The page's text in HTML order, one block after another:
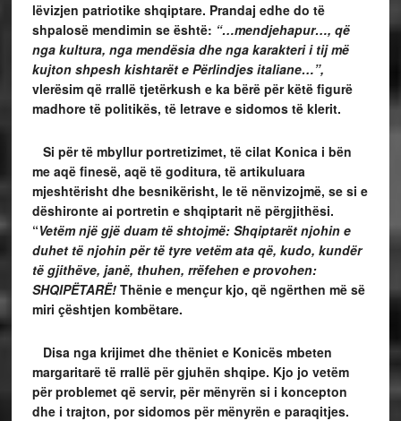
lëvizjen patriotike shqiptare. Prandaj edhe do të
shpalosë mendimin se është: “…mendjehapur…, që
nga kultura, nga mendësia dhe nga karakteri i tij më
kujton shpesh kishtarët e Përlindjes italiane…”,
vlerësim që rrallë tjetërkush e ka bërë për këtë figurë
madhore të politikës, të letrave e sidomos të klerit.
Si për të mbyllur portretizimet, të cilat Konica i bën
me aqë finesë, aqë të goditura, të artikuluara
mjeshtërisht dhe besnikërisht, le të nënvizojmë, se si e
dëshironte ai portretin e shqiptarit në përgjithësi.
“Vetëm një gjë duam të shtojmë: Shqiptarët njohin e
duhet të njohin për të tyre vetëm ata që, kudo, kundër
të gjithëve, janë, thuhen, rrëfehen e provohen:
SHQIPËTARË!Thënie e mençur kjo, që ngërthen më së
miri çështjen kombëtare.
Disa nga krijimet dhe thëniet e Konicës mbeten
margaritarë të rrallë për gjuhën shqipe. Kjo jo vetëm
për problemet që servir, për mënyrën si i koncepton
dhe i trajton, por sidomos për mënyrën e paraqitjes.